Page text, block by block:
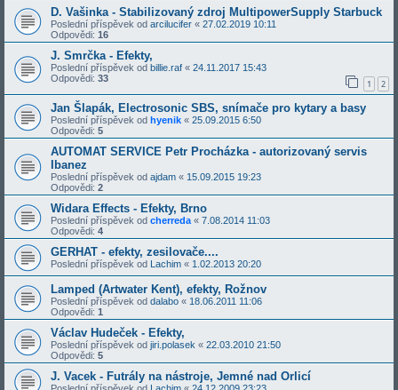
D. Vašinka - Stabilizovaný zdroj MultipowerSupply Starbuck
Poslední příspěvek od arcilucifer « 27.02.2019 10:11
Odpovědi: 16
J. Smrčka - Efekty,
Poslední příspěvek od billie.raf « 24.11.2017 15:43
Odpovědi: 33 1 2
Jan Šlapák, Electrosonic SBS, snímače pro kytary a basy
Poslední příspěvek od hyenik « 25.09.2015 6:50
Odpovědi: 5
AUTOMAT SERVICE Petr Procházka - autorizovaný servis
Ibanez
Poslední příspěvek od ajdam « 15.09.2015 19:23
Odpovědi: 2
Widara Effects - Efekty, Brno
Poslední příspěvek od cherreda « 7.08.2014 11:03
Odpovědi: 4
GERHAT - efekty, zesilovače....
Poslední příspěvek od Lachim « 1.02.2013 20:20
Lamped (Artwater Kent), efekty, Rožnov
Poslední příspěvek od dalabo « 18.06.2011 11:06
Odpovědi: 1
Václav Hudeček - Efekty,
Poslední příspěvek od jiri.polasek « 22.03.2010 21:50
Odpovědi: 5
J. Vacek - Futrály na nástroje, Jemné nad Orlicí
Poslední příspěvek od Lachim « 24.12.2009 23:23